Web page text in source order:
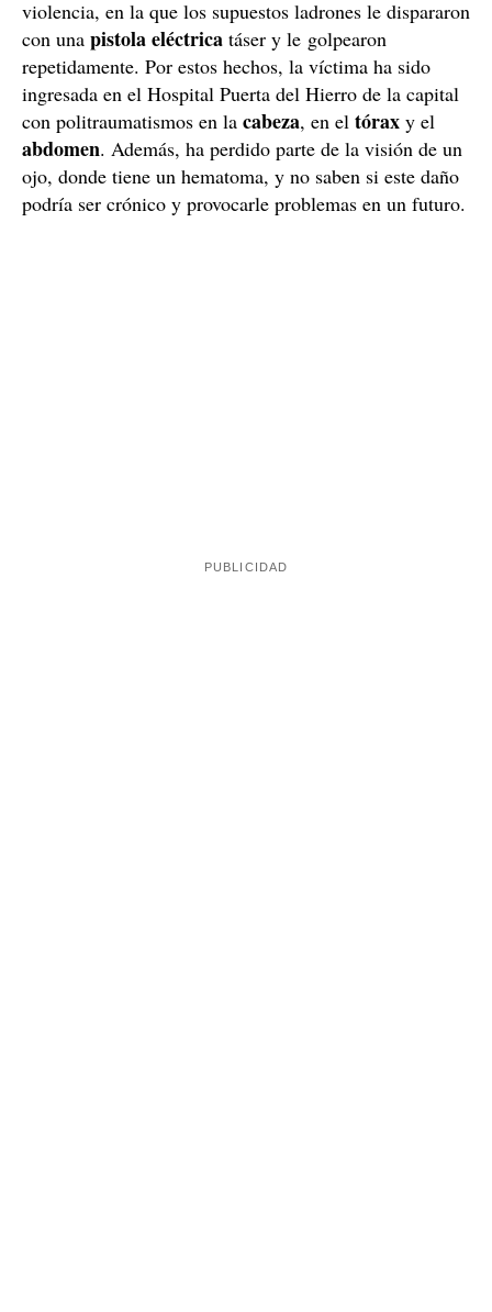
violencia, en la que los supuestos ladrones le dispararon
con una pistola eléctrica táser y le golpearon
repetidamente. Por estos hechos, la víctima ha sido
ingresada en el Hospital Puerta del Hierro de la capital
con politraumatismos en la cabeza, en el tórax y el
abdomen. Además, ha perdido parte de la visión de un
ojo, donde tiene un hematoma, y no saben si este daño
podría ser crónico y provocarle problemas en un futuro.